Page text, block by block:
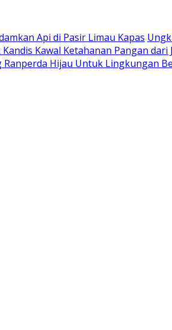
Api di Pasir Limau Kapas
Kawal Ketahanan Pangan dari
Hijau Untuk Lingkungan